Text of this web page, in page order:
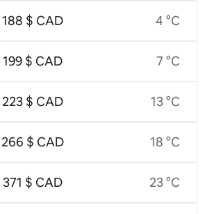
188 $ CAD
199 $ CAD
223 $ CAD
266 $ CAD
371 $ CAD
4 °C
7 °C
13 °C
18 °C
23 °C